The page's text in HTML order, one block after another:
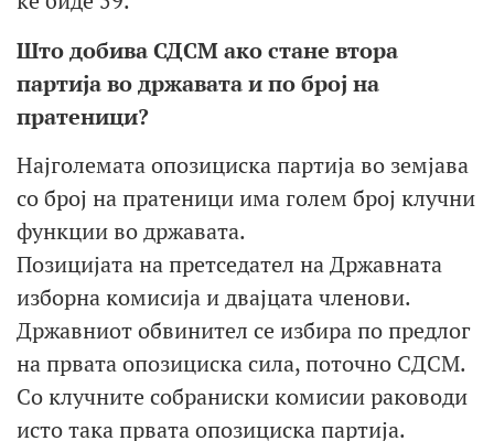
Што добива СДСМ ако стане втора
партија во државата и по број на
пратеници?
Најголемата опозициска партија во земјава
со број на пратеници има голем број клучни
функции во државата.
Позицијата на претседател на Државната
изборна комисија и двајцата членови.
Државниот обвинител се избира по предлог
на првата опозициска сила, поточно СДСМ.
Со клучните собраниски комисии раководи
исто така првата опозициска партија.